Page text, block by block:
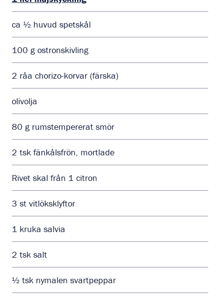
ca ½ huvud spetskål
100 g ostronskivling
2 råa chorizo-korvar (färska)
olivolja
80 g rumstempererat smör
2 tsk fänkålsfrön, mortlade
Rivet skal från 1 citron
3 st vitlöksklyftor
1 kruka salvia
2 tsk salt
½ tsk nymalen svartpeppar